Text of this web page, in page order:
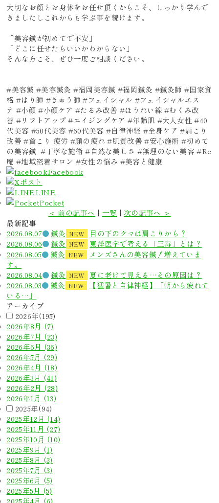
大切なお顔とお身体をお任せ頂くからこそ、しっかり学んで
きましたしこれからも学ぶ事を続けます。
「美容鍼が初めてで不安」
「どこに任せたらいいかわからない」
そんな方こそ、ぜひ一度ご相談ください。
#美容鍼 #美容鍼灸 #福岡美容鍼 #福岡鍼灸 #鍼灸師 #国家資
格 #はり師 #きゅう師 #フェイシャル #フェイシャルエス
テ #小顔 #小顔ケア #たるみ改善 #ほうれい線 #むくみ改
善 #リフトアップ #エイジングケア #年齢肌 #大人女性 #40
代美容 #50代美容 #60代美容 #自律神経 #全身ケア #肩こり
改善 #首こり 疲労 #顔の疲れ #肌質改善 #安心施術 #初めて
の美容鍼 #丁寧な施術 #自然な美しさ #無理のない美容 #Re
庵 #地域密着サロン #女性の悩み #美容と健康
Facebook
ポスト
LINE
Pocket
＜ 前の記事へ | 一覧 |次の記事へ ＞
最新記事
2026.08.07
鍼灸 NEW
目の下のクマは肩こりから？
2026.08.06
鍼灸 NEW
東洋医学で考える「三毒」とは？
2026.08.05
鍼灸 NEW
メンズさんの美容鍼！増えていま
す。
2026.08.04
鍼灸 NEW
夏に老けて見える…その原因は？
2026.08.03
鍼灸 NEW
【猛暑と自律神経】「朝から疲れて
いる…」
アーカイブ
2026年(195)
2026年8月 (7)
2026年7月 (23)
2026年6月 (36)
2026年5月 (29)
2026年4月 (18)
2026年3月 (41)
2026年2月 (28)
2026年1月 (13)
2025年(94)
2025年12月 (14)
2025年11月 (27)
2025年10月 (10)
2025年9月 (1)
2025年8月 (3)
2025年7月 (3)
2025年6月 (5)
2025年5月 (5)
2025年4月 (6)